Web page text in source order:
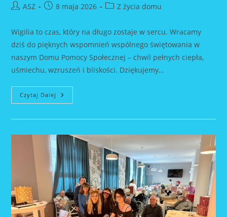
PostASZ
Post8 maja 2026
PostZ życia domu
Wigilia to czas, który na długo zostaje w sercu. Wracamy
dziś do pięknych wspomnień wspólnego świętowania w
naszym Domu Pomocy Społecznej – chwil pełnych ciepła,
uśmiechu, wzruszeń i bliskości. Dziękujemy…
Czytaj Dalej Świętowanie
Wigilii